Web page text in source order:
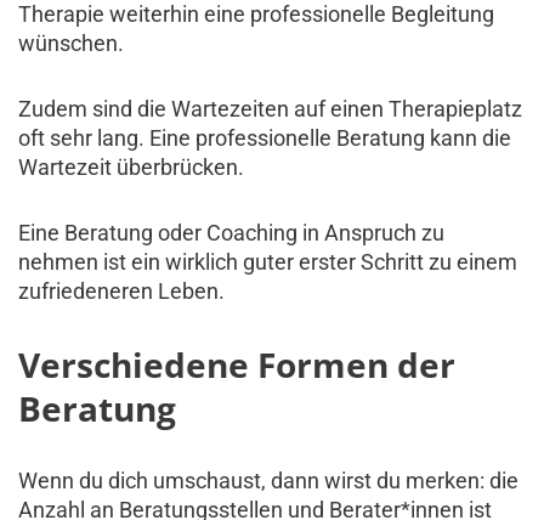
Therapie weiterhin eine professionelle Begleitung
wünschen.
Zudem sind die Wartezeiten auf einen Therapieplatz
oft sehr lang. Eine professionelle Beratung kann die
Wartezeit überbrücken.
Eine Beratung oder Coaching in Anspruch zu
nehmen ist ein wirklich guter erster Schritt zu einem
zufriedeneren Leben.
Verschiedene Formen der
Beratung
Wenn du dich umschaust, dann wirst du merken: die
Anzahl an Beratungsstellen und Berater*innen ist